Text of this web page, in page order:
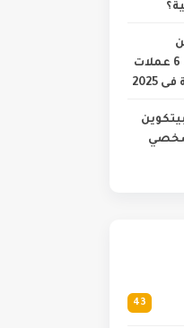
العملات الرقمية: أفضل 6 عملات
43